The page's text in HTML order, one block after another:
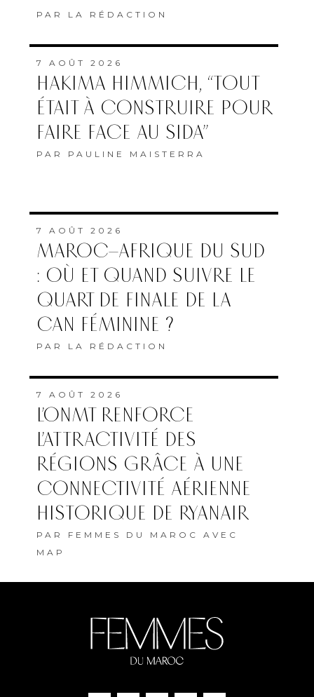
PAR LA RÉDACTION
7 AOÛT 2026
HAKIMA HIMMICH, “TOUT
ÉTAIT À CONSTRUIRE POUR
FAIRE FACE AU SIDA”
PAR PAULINE MAISTERRA
7 AOÛT 2026
MAROC–AFRIQUE DU SUD
: OÙ ET QUAND SUIVRE LE
QUART DE FINALE DE LA
CAN FÉMININE ?
PAR LA RÉDACTION
7 AOÛT 2026
L’ONMT RENFORCE
L’ATTRACTIVITÉ DES
RÉGIONS GRÂCE À UNE
CONNECTIVITÉ AÉRIENNE
HISTORIQUE DE RYANAIR
PAR FEMMES DU MAROC AVEC
MAP